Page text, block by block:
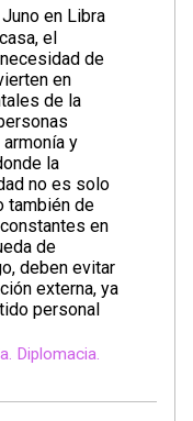
en Libra
el
de
en
de la
y
la
no es solo
también de
en
de
deben evitar
externa, ya
personal
Diplomacia.